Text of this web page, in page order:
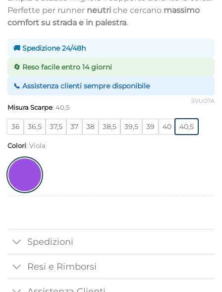
Perfette per runner neutri che cercano massimo
comfort su strada e in palestra.
🚚 Spedizione 24/48h
🔄 Reso facile entro 14 giorni
📞 Assistenza clienti sempre disponibile
Misura Scarpe: 40,5
36 36,5 37,5 37 38 38,5 39,5 39 40 40,5
Colori: Viola
SVUOTA
Spedizioni
Resi e Rimborsi